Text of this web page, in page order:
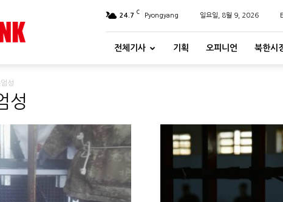
24.7 C Pyongyang 일요일, 8월 9, 2026
전체기사 기획 오피니언 북한시
성
성